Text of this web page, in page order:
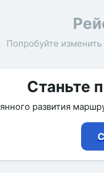
Попробуйте
Станьте
развития